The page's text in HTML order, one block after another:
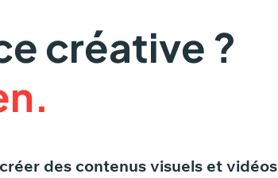
créative ?
créer des contenus visuels et vidéos